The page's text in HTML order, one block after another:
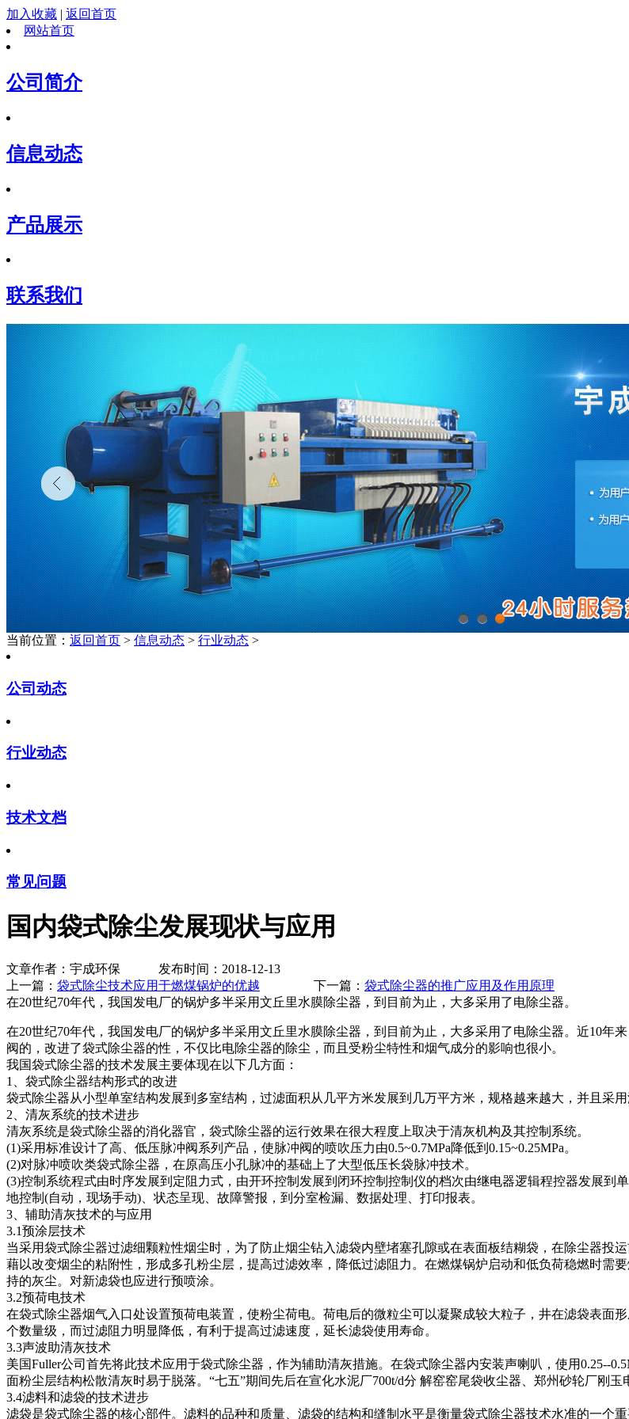
加入收藏 | 返回首页
网站首页
公司简介
信息动态
产品展示
联系我们
当前位置： 返回首页 > 信息动态 > 行业动态 >
公司动态
行业动态
技术文档
常见问题
国内袋式除尘发展现状与应用
文章作者：宇成环保 发布时间：2018-12-13
上一篇： 袋式除尘技术应用于燃煤锅炉的优越 下一篇： 袋式除尘器的推广应用及作用原理
在20世纪70年代，我国发电厂的锅炉多半采用文丘里水膜除尘器，到目前为止，大多采用了电除尘器。
在20世纪70年代，我国发电厂的锅炉多半采用文丘里水膜除尘器，到目前为止，大多采用了电除尘器。近10年
阀的，改进了袋式除尘器的性，不仅比电除尘器的除尘，而且受粉尘特性和烟气成分的影响也很小。
我国袋式除尘器的技术发展主要体现在以下几方面：
1、袋式除尘器结构形式的改进
袋式除尘器从小型单室结构发展到多室结构，过滤面积从几平方米发展到几万平方米，规格越来越大，并且采
2、清灰系统的技术进步
清灰系统是袋式除尘器的消化器官，袋式除尘器的运行效果在很大程度上取决于清灰机构及其控制系统。
(1)采用标准设计了高、低压脉冲阀系列产品，使脉冲阀的喷吹压力由0.5~0.7MPa降低到0.15~0.25MPa。
(2)对脉冲喷吹类袋式除尘器，在原高压小孔脉冲的基础上了大型低压长袋脉冲技术。
(3)控制系统程式由时序发展到定阻力式，由开环控制发展到闭环控制控制仪的档次由继电器逻辑程控器发展到
地控制(自动，现场手动)、状态呈现、故障警报，到分室检漏、数据处理、打印报表。
3、辅助清灰技术的与应用
3.1预涂层技术
当采用袋式除尘器过滤细颗粒性烟尘时，为了防止烟尘钻入滤袋内壁堵塞孔隙或在表面板结糊袋，在除尘器投
藉以改变烟尘的粘附性，形成多孔粉尘层，提高过滤效率，降低过滤阻力。在燃煤锅炉启动和低负荷稳燃时需
持的灰尘。对新滤袋也应进行预喷涂。
3.2预荷电技术
在袋式除尘器烟气入口处设置预荷电装置，使粉尘荷电。荷电后的微粒尘可以凝聚成较大粒子，井在滤袋表面
个数量级，而过滤阻力明显降低，有利于提高过滤速度，延长滤袋使用寿命。
3.3声波助清灰技术
美国Fuller公司首先将此技术应用于袋式除尘器，作为辅助清灰措施。在袋式除尘器内安装声喇叭，使用0.25--
面粉尘层结构松散清灰时易于脱落。“七五”期间先后在宣化水泥厂700t/d分 解窑窑尾袋收尘器、郑州砂轮厂刚
3.4滤料和滤袋的技术进步
滤袋是袋式除尘器的核心部件。滤料的品种和质量、滤袋的结构和缝制水平是衡量袋式除尘器技术水准的一个